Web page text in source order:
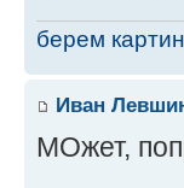
берем
Иван
МОжет,